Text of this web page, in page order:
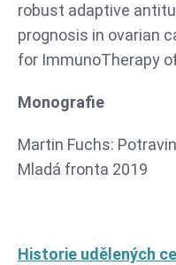
robust adaptive
prognosis in ovarian
for ImmunoTherapy
Monografie
Martin Fuchs:
Mladá fronta 2019
Historie udělených